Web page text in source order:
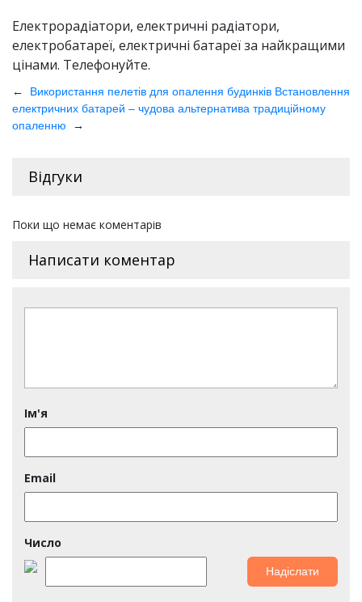
Електрорадіатори, електричні радіатори,
електробатареї, електричні батареї за найкращими
цінами. Телефонуйте.
← Використання пелетів для опалення будинків Встановлення
електричних батарей – чудова альтернатива традиційному
опаленню
→
Відгуки
Поки що немає коментарів
Написати коментар
Ім'я
Email
Число